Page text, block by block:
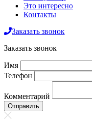
Это интересно
Контакты
Заказать звонок
Заказать звонок
Имя
Телефон
Комментарий
Отправить